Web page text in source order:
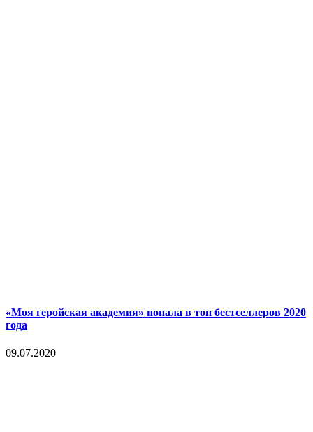
«Моя геройская академия» попала в топ бестселлеров 2020
года
09.07.2020